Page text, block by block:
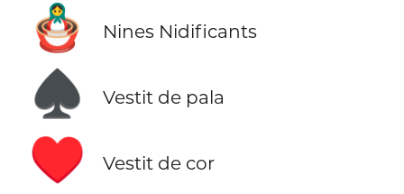
🪆 Nines Nidificants
♠️ Vestit de pala
♥️ Vestit de cor